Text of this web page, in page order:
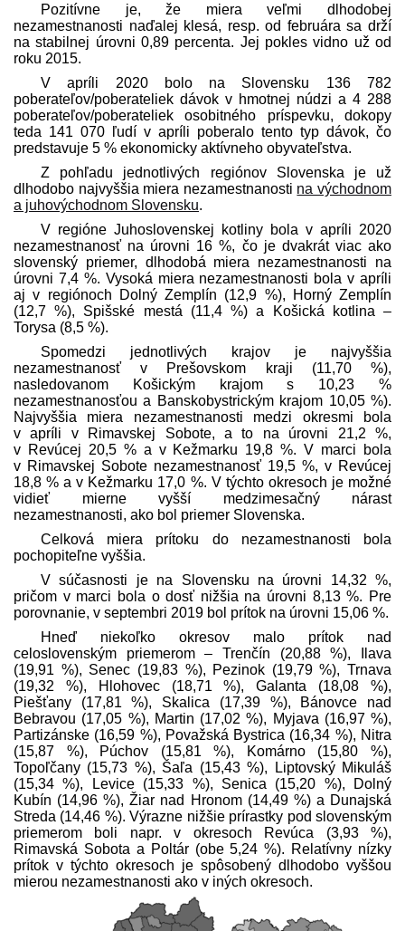
Pozitívne je, že miera veľmi dlhodobej
nezamestnanosti naďalej klesá, resp. od februára sa drží
na stabilnej úrovni 0,89 percenta. Jej pokles vidno už od
roku 2015.
V apríli 2020 bolo na Slovensku 136 782
poberateľov/poberateliek dávok v hmotnej núdzi a 4 288
poberateľov/poberateliek osobitného príspevku, dokopy
teda 141 070 ľudí v apríli poberalo tento typ dávok, čo
pred­stavuje 5 % ekonomicky aktívneho obyvateľstva.
Z pohľadu jednotlivých regiónov Slovenska je už
dlhodobo najvyššia miera nezamestnanosti na východnom
a juhovýchodnom Slovensku.
V regióne Juhoslovenskej kotliny bola v apríli 2020
nezamestnanosť na úrovni 16 %, čo je dvakrát viac ako
slovenský priemer, dlhodobá miera nezamestnanosti na
úrovni 7,4 %. Vysoká miera nezamestnanosti bola v apríli
aj v regiónoch Dolný Zemplín (12,9 %), Horný Zemplín
(12,7 %), Spišské mestá (11,4 %) a Košická kotlina –
Torysa (8,5 %).
Spomedzi jednotlivých krajov je najvyššia
nezamestnanosť v Prešovskom kraji (11,70 %),
nasledovanom Košickým krajom s 10,23 %
nezamestnanosťou a Banskobystrickým krajom 10,05 %).
Najvyššia miera nezamestnanosti medzi okresmi bola
v apríli v Rimavskej Sobote, a to na úrovni 21,2 %,
v Revúcej 20,5 % a v Kežmarku 19,8 %. V marci bola
v Rimavskej Sobote nezamestnanosť 19,5 %, v Revúcej
18,8 % a v Kežmarku 17,0 %. V týchto okresoch je možné
vidieť mierne vyšší medzimesačný nárast
nezamestnanosti, ako bol priemer Slovenska.
Celková miera prítoku do nezamestnanosti bola
pochopiteľne vyššia.
V súčasnosti je na Slovensku na úrovni 14,32 %,
pričom v marci bola o dosť nižšia na úrovni 8,13 %. Pre
porovnanie, v septembri 2019 bol prítok na úrovni 15,06 %.
Hneď niekoľko okresov malo prítok nad
celoslovenským priemerom – Trenčín (20,88 %), Ilava
(19,91 %), Senec (19,83 %), Pezinok (19,79 %), Trnava
(19,32 %), Hlohovec (18,71 %), Galanta (18,08 %),
Piešťany (17,81 %), Skalica (17,39 %), Bánovce nad
Bebravou (17,05 %), Martin (17,02 %), Myjava (16,97 %),
Partizánske (16,59 %), Považská Bystrica (16,34 %), Nitra
(15,87 %), Púchov (15,81 %), Komárno (15,80 %),
Topoľčany (15,73 %), Šaľa (15,43 %), Liptovský Mikuláš
(15,34 %), Levice (15,33 %), Senica (15,20 %), Dolný
Kubín (14,96 %), Žiar nad Hronom (14,49 %) a Dunajská
Streda (14,46 %). Výrazne nižšie prírastky pod slovenským
priemerom boli napr. v okresoch Revúca (3,93 %),
Rimavská Sobota a Poltár (obe 5,24 %). Relatívny nízky
prítok v týchto okresoch je spôsobený dlhodobo vyššou
mierou nezamestnanosti ako v iných okresoch.